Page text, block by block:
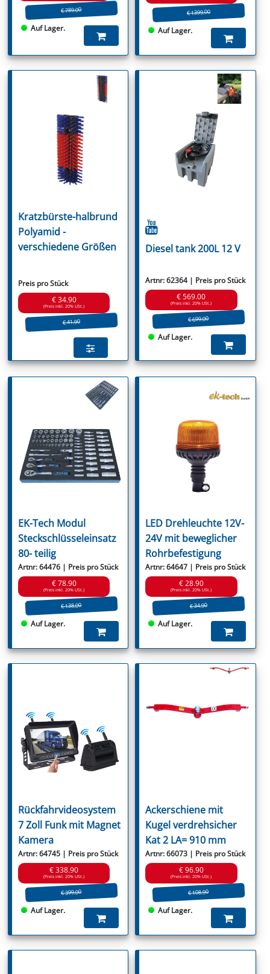
€ 789.00
Auf Lager.
€ 1399.00
Auf Lager.
Kratzbürste-halbrund
Polyamid -
verschiedene Größen
Preis pro Stück
€ 34.90
(Preis inkl. 20% USt.)
€ 41.90
Diesel tank 200L 12 V
Artnr: 62364 | Preis pro Stück
€ 569.00
(Preis inkl. 20% USt.)
€ 699.00
Auf Lager.
EK-Tech Modul
Steckschlüsseleinsatz
80- teilig
Artnr: 64476 | Preis pro Stück
€ 78.90
(Preis inkl. 20% USt.)
€ 138.00
Auf Lager.
LED Drehleuchte 12V-
24V mit beweglicher
Rohrbefestigung
Artnr: 64647 | Preis pro Stück
€ 28.90
(Preis inkl. 20% USt.)
€ 34.90
Auf Lager.
Rückfahrvideosystem
7 Zoll Funk mit Magnet
Kamera
Artnr: 64745 | Preis pro Stück
€ 338.90
(Preis inkl. 20% USt.)
€ 399.00
Auf Lager.
Ackerschiene mit
Kugel verdrehsicher
Kat 2 LA= 910 mm
Artnr: 66073 | Preis pro Stück
€ 96.90
(Preis inkl. 20% USt.)
€ 108.90
Auf Lager.